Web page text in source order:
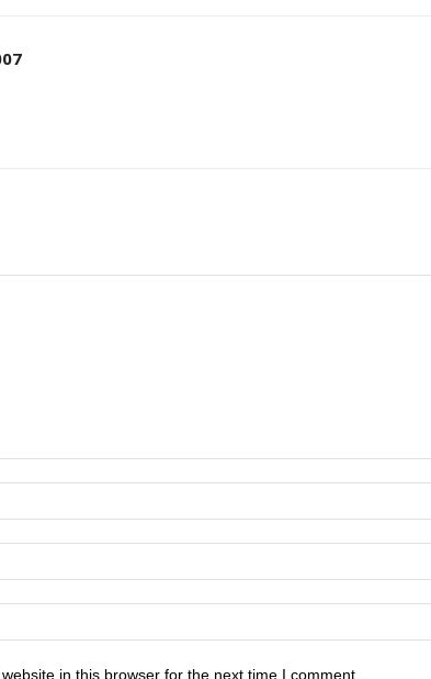
in this browser for the next time I comment.